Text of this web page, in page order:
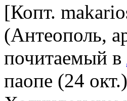
[Копт.
(Антеополь,
почитаемый в
паопе (24